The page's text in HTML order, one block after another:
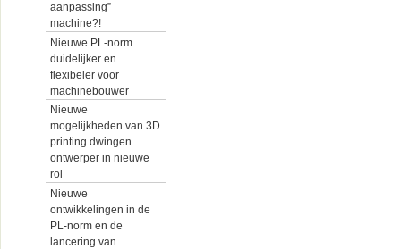
aanpassing”
machine?!
Nieuwe PL-norm
duidelijker en
flexibeler voor
machinebouwer
Nieuwe
mogelijkheden van 3D
printing dwingen
ontwerper in nieuwe
rol
Nieuwe
ontwikkelingen in de
PL-norm en de
lancering van